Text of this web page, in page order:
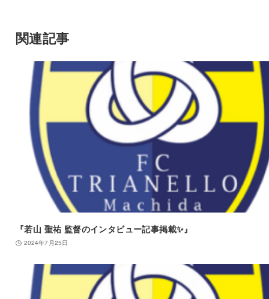
関連記事
『若山 聖祐 監督のインタビュー記事掲載✨』
2024年7月25日